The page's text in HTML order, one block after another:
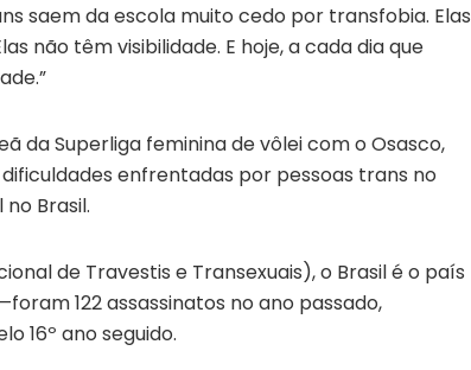
saem da escola muito cedo por transfobia. Elas
não têm visibilidade. E hoje, a cada dia que
da Superliga feminina de vôlei com o Osasco,
enfrentadas por pessoas trans no
Brasil.
de Travestis e Transexuais), o Brasil é o país
122 assassinatos no ano passado,
16º ano seguido.